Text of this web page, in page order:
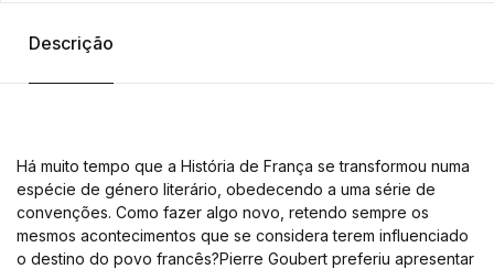
Descrição
Há muito tempo que a História de França se transformou numa
espécie de género literário, obedecendo a uma série de
convenções. Como fazer algo novo, retendo sempre os
mesmos acontecimentos que se considera terem influenciado
o destino do povo francês?Pierre Goubert preferiu apresentar